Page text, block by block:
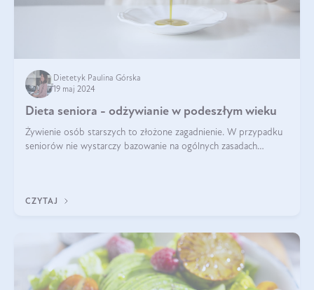
Dietetyk Paulina Górska
19 maj 2024
Dieta seniora - odżywianie w podeszłym wieku
Żywienie osób starszych to złożone zagadnienie. W przypadku
seniorów nie wystarczy bazowanie na ogólnych zasadach
CZYTAJ